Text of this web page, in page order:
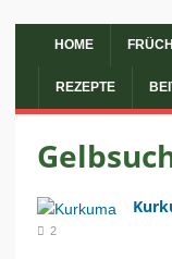
HOME
REZEPTE
2